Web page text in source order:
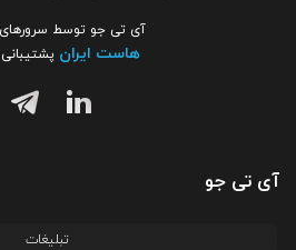
آی تی جو توسط سرورهای
هاست ایران
آی تی جو
تبلیغات